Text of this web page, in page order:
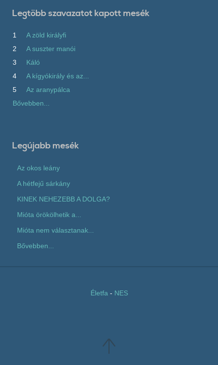
Legtöbb szavazatot kapott mesék
1
A zöld királyfi
2
A suszter manói
3
Káló
4
A kígyókirály és az...
5
Az aranypálca
Bővebben...
Legújabb mesék
Az okos leány
A hétfejű sárkány
KINEK NEHEZEBB A DOLGA?
Mióta örökölhetik a...
Mióta nem választanak...
Bővebben...
Életfa - NES